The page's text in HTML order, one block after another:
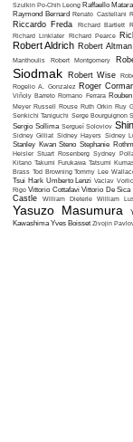
Szulkin Po-Chih Leong Raffaello
Raymond Bernard Renato Castellani
Riccardo Freda Richard Bartlett
Richard Linklater Richard Pearce
Robert Aldrich Robert Altman
Manthoulis Robert Montgomery
Siodmak Robert Wise
Rogelio A. Gonzalez Roger
Viñoly Barreto Romano Ferrara
Meyer Russell Rouse Ruth Orkin Ruy
Senkichi Taniguchi Serge Bourguignon
Sergio Sollima Sergueï Soloviov
Sidney Gilliat Sidney Hayers Sidney
Stanley Kwan Steno Stephanie
Heisler Stuart Rosenberg Sydney
Kitano Takumi Furukawa Tatsumi
Brass Tod Browning Tommy Lee
Tsui Hark Umberto Lenzi Vaclav
Rigo Vittorio Cottafavi Vittorio De Sica
Castle William Dieterle William
Yasuzo Masumura
Kawashima Yves Boisset Zivojin